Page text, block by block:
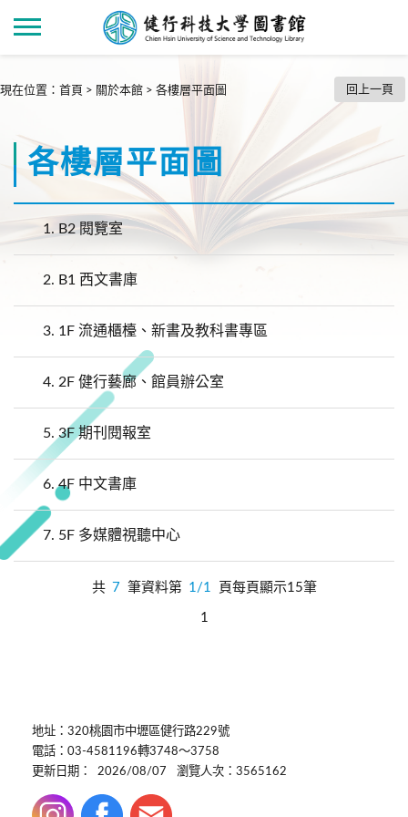
現在位置 ： 首頁 > 關於本館 > 各樓層平面圖 回上一頁
各樓層平面圖
1. B2 閱覽室
2. B1 西文書庫
3. 1F 流通櫃檯、新書及教科書專區
4. 2F 健行藝廊、館員辦公室
5. 3F 期刊閱報室
6.4F 中文書庫
7. 5F 多媒體視聽中心
共 7 筆資料第 1/1 頁每頁顯示15筆
1
地址：320桃園市中壢區健行路229號
電話：03-4581196轉3748～3758
更新日期：
2026/08/07 瀏覽人次：3565162